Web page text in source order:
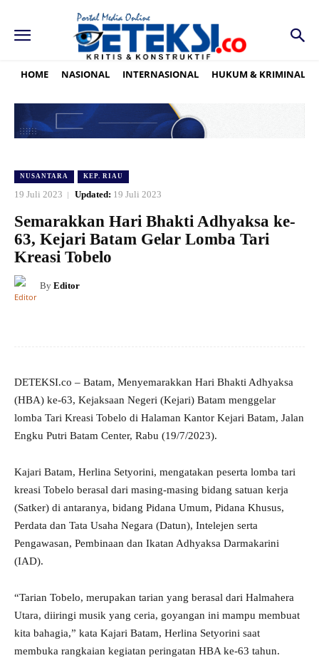
HOME NASIONAL INTERNASIONAL HUKUM & KRIMINAL
NUSANTARA KEP. RIAU
19 Juli 2023 Updated: 19 Juli 2023
Semarakkan Hari Bhakti Adhyaksa ke-
63, Kejari Batam Gelar Lomba Tari
Kreasi Tobelo
By Editor
DETEKSI.co – Batam, Menyemarakkan Hari Bhakti Adhyaksa
(HBA) ke-63, Kejaksaan Negeri (Kejari) Batam menggelar
lomba Tari Kreasi Tobelo di Halaman Kantor Kejari Batam, Jalan
Engku Putri Batam Center, Rabu (19/7/2023).
Kajari Batam, Herlina Setyorini, mengatakan peserta lomba tari
kreasi Tobelo berasal dari masing-masing bidang satuan kerja
(Satker) di antaranya, bidang Pidana Umum, Pidana Khusus,
Perdata dan Tata Usaha Negara (Datun), Intelejen serta
Pengawasan, Pembinaan dan Ikatan Adhyaksa Darmakarini
(IAD).
“Tarian Tobelo, merupakan tarian yang berasal dari Halmahera
Utara, diiringi musik yang ceria, goyangan ini mampu membuat
kita bahagia,” kata Kajari Batam, Herlina Setyorini saat
membuka rangkaian kegiatan peringatan HBA ke-63 tahun.